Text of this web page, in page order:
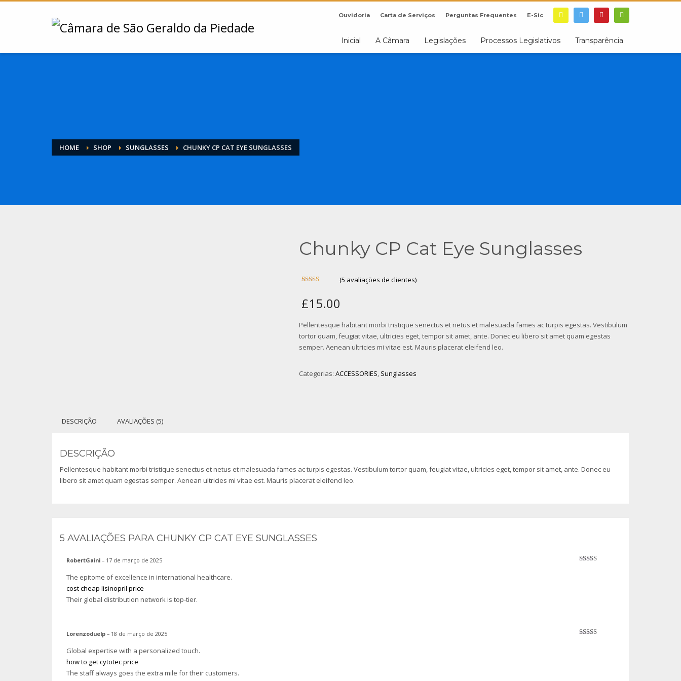
Ouvidoria Carta de Serviços Perguntas Frequentes E-Sic
Inicial A Câmara Legislações Processos Legislativos Transparência
HOME SHOP SUNGLASSES CHUNKY CP CAT EYE SUNGLASSES
Chunky CP Cat Eye Sunglasses
3.00 de
5, com
em
avaliações
de
clientes
(5 avaliações de clientes)
£15.00
Pellentesque habitant morbi tristique senectus et netus et malesuada fames ac turpis egestas. Vestibulum
tortor quam, feugiat vitae, ultricies eget, tempor sit amet, ante. Donec eu libero sit amet quam egestas
semper. Aenean ultricies mi vitae est. Mauris placerat eleifend leo.
Categorias: ACCESSORIES, Sunglasses
DESCRIÇÃO AVALIAÇÕES (5)
DESCRIÇÃO
Pellentesque habitant morbi tristique senectus et netus et malesuada fames ac turpis egestas. Vestibulum tortor quam, feugiat vitae, ultricies eget, tempor sit amet, ante. Donec eu
libero sit amet quam egestas semper. Aenean ultricies mi vitae est. Mauris placerat eleifend leo.
5 AVALIAÇÕES PARA CHUNKY CP CAT EYE SUNGLASSES
RobertGaini – 17 de março de 2025
The epitome of excellence in international healthcare.
cost cheap lisinopril price
Their global distribution network is top-tier.
Lorenzoduelp – 18 de março de 2025
Global expertise with a personalized touch.
how to get cytotec price
The staff always goes the extra mile for their customers.